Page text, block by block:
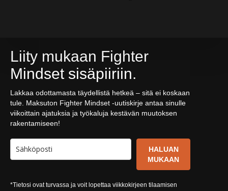
Liity mukaan Fighter
Mindset sisäpiiriin.
Lakkaa odottamasta täydellistä hetkeä – sitä ei koskaan
tule. Maksuton Fighter Mindset -uutiskirje antaa sinulle
viikoittain ajatuksia ja työkaluja kestävän muutoksen
rakentamiseen!
HALUAN
MUKAAN
*Tietosi ovat turvassa ja voit lopettaa viikkokirjeen tilaamisen